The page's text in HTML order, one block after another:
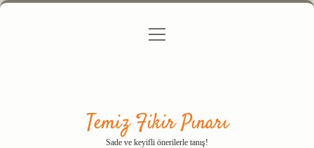
Gizlilik Politikası
menüyü
Temiz Fikir Pınarı
Sade ve keyifli önerilerle tanış!